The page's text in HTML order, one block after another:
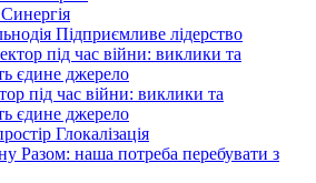
Підприємливе лідерство
під час війни: виклики та
єдине джерело
Глокалізація